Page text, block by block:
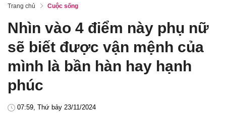
Trang chủ Cuộc sống
Nhìn vào 4 điểm này phụ nữ
sẽ biết được vận mệnh của
mình là bần hàn hay hạnh
phúc
07:59, Thứ bảy 23/11/2024